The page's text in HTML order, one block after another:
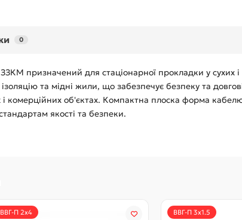
0
призначений для стаціонарної прокладки у сухих
та мідні жили, що забезпечує безпеку та
і комерційних об'єктах. Компактна плоска форма
якості та безпеки.
ВВГ-П 2x4 ВВГ-П 3x1.5